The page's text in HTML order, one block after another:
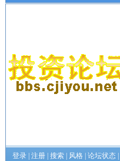
登录| 注册| 搜索| 风格| 论坛状态|